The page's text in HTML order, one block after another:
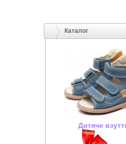
Каталог
Дитяче